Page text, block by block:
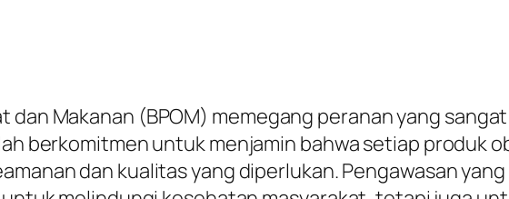
dan Makanan (BPOM) memegang peranan yang
berkomitmen untuk menjamin bahwa setiap produk
dan kualitas yang diperlukan. Pengawasan